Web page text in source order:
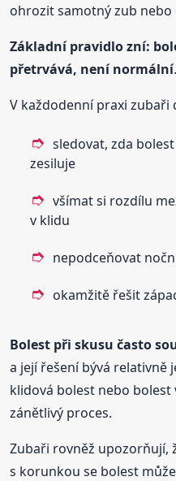
ohrozit samotný zub
Základní pravidlo zní:
přetrvává, není normální.
V každodenní praxi zubaři
sledovat, zda
zesiluje
všímat si rozdílu
v klidu
nepodceňovat
okamžitě řešit
Bolest při skusu často
a její řešení bývá
klidová bolest nebo bolest
zánětlivý proces.
Zubaři rovněž upozorňují,
s korunkou se bolest